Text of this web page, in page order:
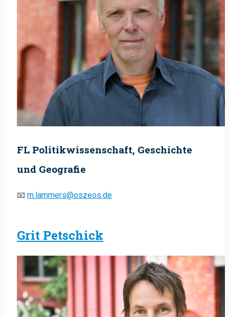
FL Politikwissenschaft, Geschichte
und Geografie
📧 m.lammers@oszeos.de
Grit Petschick